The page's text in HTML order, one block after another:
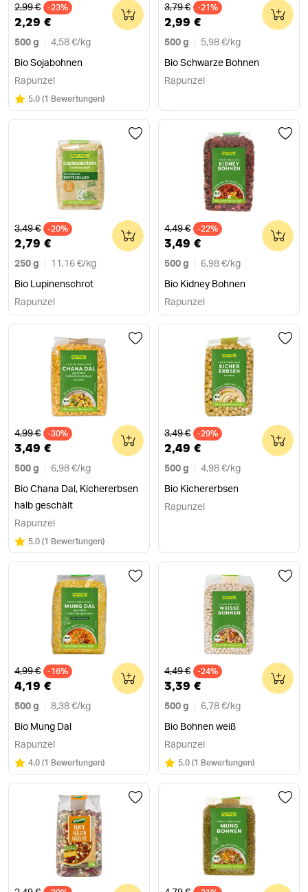
Alter Preis
2,99 € -23%
2,29 €
500 g 4,58 €/ kg
Bio Sojabohnen
0
Rapunzel
Bewertung:
5.0/5
(1 Bewertungen)
Alter Preis
3,79 € -21%
2,99 €
500 g 5,98 €/ kg
Bio Schwarze Bohnen
0
Rapunzel
Alter Preis
3,49 € -20%
2,79 €
250 g 11,16 €/ kg
Bio Lupinenschrot
0
Rapunzel
Alter Preis
4,49 € -22%
3,49 €
500 g 6,98 €/ kg
Bio Kidney Bohnen
0
Rapunzel
Alter Preis
4,99 € -30%
3,49 €
500 g 6,98 €/ kg
Bio Chana Dal, Kichererbsen
halb geschält
0
Rapunzel
Bewertung:
5.0/5
(1 Bewertungen)
Alter Preis
3,49 € -29%
2,49 €
500 g 4,98 €/ kg
Bio Kichererbsen
0
Rapunzel
Alter Preis
4,99 € -16%
4,19 €
500 g 8,38 €/ kg
Bio Mung Dal
0
Rapunzel
Bewertung:
4.0/5
(1 Bewertungen)
Alter Preis
4,49 € -24%
3,39 €
500 g 6,78 €/ kg
Bio Bohnen weiß
0
Rapunzel
Bewertung:
5.0/5
(1 Bewertungen)